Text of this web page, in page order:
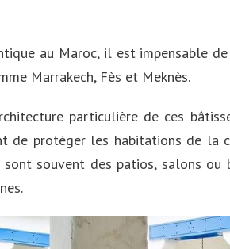
au Maroc, il est impensable
Marrakech, Fès et Meknès.
particulière de ces
de protéger les habitations de la
sont souvent des patios, salons